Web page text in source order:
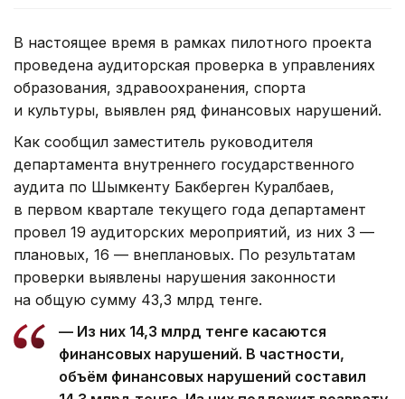
В настоящее время в рамках пилотного проекта
проведена аудиторская проверка в управлениях
образования, здравоохранения, спорта
и культуры, выявлен ряд финансовых нарушений.
Как сообщил заместитель руководителя
департамента внутреннего государственного
аудита по Шымкенту Бакберген Куралбаев,
в первом квартале текущего года департамент
провел 19 аудиторских мероприятий, из них 3 —
плановых, 16 — внеплановых. По результатам
проверки выявлены нарушения законности
на общую сумму 43,3 млрд тенге.
— Из них 14,3 млрд тенге касаются
финансовых нарушений. В частности,
объём финансовых нарушений составил